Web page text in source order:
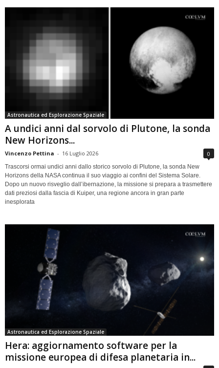
Astronautica ed Esplorazione Spaziale
A undici anni dal sorvolo di Plutone, la sonda
New Horizons...
Vincenzo Pettina - 16 Luglio 2026 0
Trascorsi ormai undici anni dallo storico sorvolo di Plutone, la sonda New
Horizons della NASA continua il suo viaggio ai confini del Sistema Solare.
Dopo un nuovo risveglio dall’ibernazione, la missione si prepara a trasmettere
dati preziosi dalla fascia di Kuiper, una regione ancora in gran parte
inesplorata
Astronautica ed Esplorazione Spaziale
Hera: aggiornamento software per la
missione europea di difesa planetaria in...